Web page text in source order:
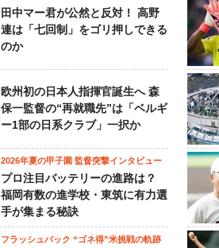
田中マー君が公然と反対！ 高野
連は「七回制」をゴリ押しできる
のか
欧州初の日本人指揮官誕生へ 森
保一監督の“再就職先”は「ベルギ
ー1部の日系クラブ」一択か
2026年夏の甲子園 監督突撃インタビュー
プロ注目バッテリーの進路は？
福岡有数の進学校・東筑に有力選
手が集まる秘訣
フラッシュバック “ゴネ得”米挑戦の軌跡